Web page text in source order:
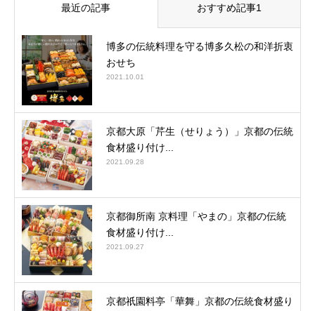
最近の記事 おすすめ記事1
博多の伝統料理を守る博多久松の和洋折衷
おせち
2021.10.01
京都大原「芹生（せりょう）」京都の伝統
食材盛り付け...
2021.09.28
京都御所南 京料理「やまの」京都の伝統
食材盛り付け...
2021.09.27
京都祇園料亭「華舞」京都の伝統食材盛り